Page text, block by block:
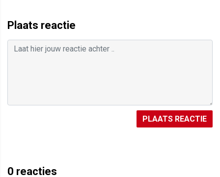
Plaats reactie
PLAATS REACTIE
0 reacties